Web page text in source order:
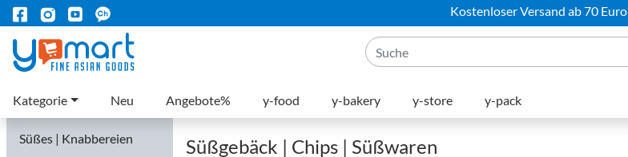
Kostenloser Versand ab 70 Euro
Kategorie Neu Angebote% y-food y-bakery y-store y-pack
Süßes | Knabbereien Süßgebäck | Chips | Süßwaren